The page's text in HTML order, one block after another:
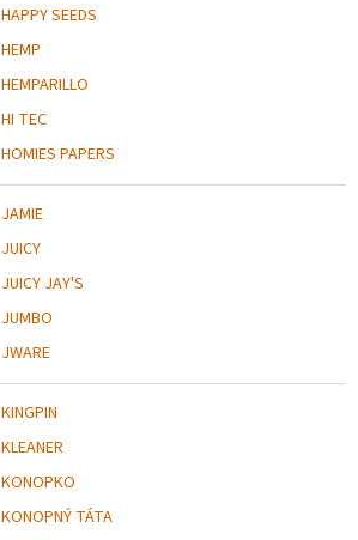
HAPPY SEEDS
HEMP
HEMPARILLO
HI TEC
HOMIES PAPERS
JAMIE
JUICY
JUICY JAY'S
JUMBO
JWARE
KINGPIN
KLEANER
KONOPKO
KONOPNÝ TÁTA